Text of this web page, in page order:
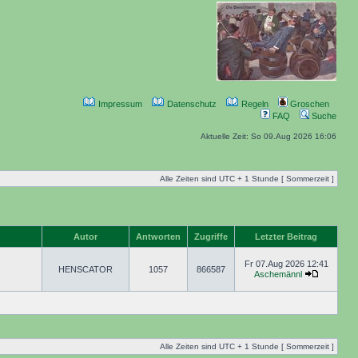
Impressum Datenschutz Regeln
Groschen
FAQ
Suche
Aktuelle Zeit: So 09.Aug 2026 16:06
Alle Zeiten sind UTC + 1 Stunde [ Sommerzeit ]
Autor Antworten Zugriffe Letzter Beitrag
HENSCATOR 1057 866587
Fr 07.Aug 2026 12:41
Aschemännl
Alle Zeiten sind UTC + 1 Stunde [ Sommerzeit ]